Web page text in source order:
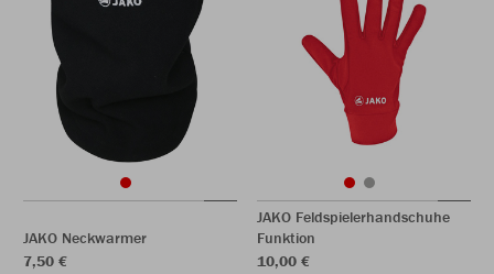
JAKO Neckwarmer
7,50 €
JAKO Feldspielerhandschuhe
Funktion
10,00 €